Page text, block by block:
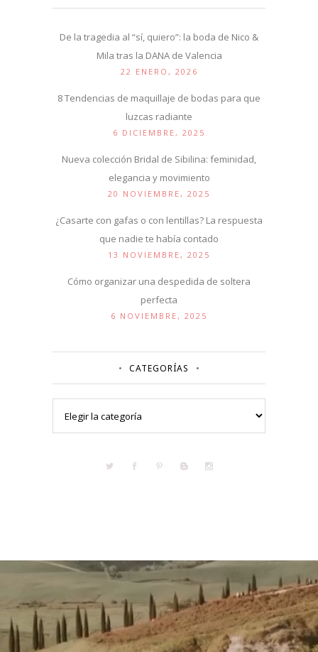
De la tragedia al “sí, quiero”: la boda de Nico &
Mila tras la DANA de Valencia
22 ENERO, 2026
8 Tendencias de maquillaje de bodas para que
luzcas radiante
6 DICIEMBRE, 2025
Nueva colección Bridal de Sibilina: feminidad,
elegancia y movimiento
20 NOVIEMBRE, 2025
¿Casarte con gafas o con lentillas? La respuesta
que nadie te había contado
13 NOVIEMBRE, 2025
Cómo organizar una despedida de soltera
perfecta
6 NOVIEMBRE, 2025
CATEGORÍAS